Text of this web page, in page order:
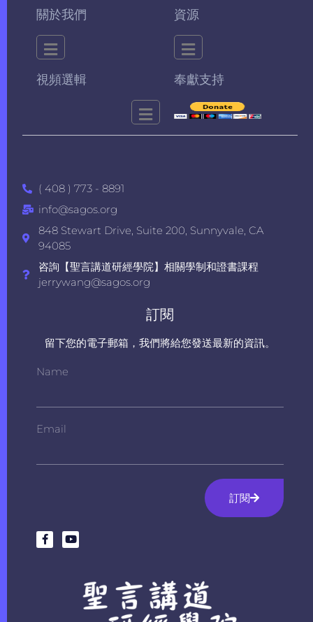
關於我們 資源
視頻選輯 奉獻支持
( 408 ) 773 - 8891
info@sagos.org
848 Stewart Drive, Suite 200, Sunnyvale, CA
94085
咨詢【聖言講道研經學院】相關學制和證書課程
jerrywang@sagos.org
訂閱
留下您的電子郵箱，我們將給您發送最新的資訊。
Name
Email
訂閱